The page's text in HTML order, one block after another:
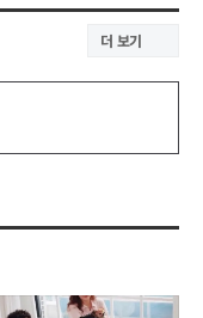
더 보기